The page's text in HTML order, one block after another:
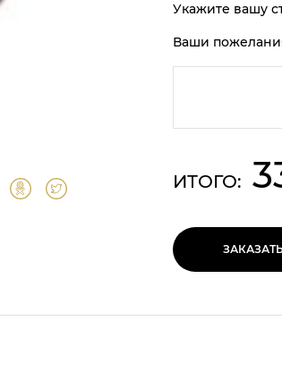
Укажите вашу
Ваши
ИТОГО: